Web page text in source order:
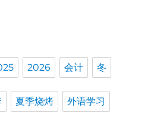
2026 会计 冬
夏季烧烤 外语学习